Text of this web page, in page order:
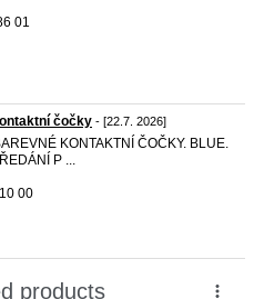
01
čočky - [22.7. 2026]
KONTAKTNÍ ČOČKY. BLUE.
P ...
00